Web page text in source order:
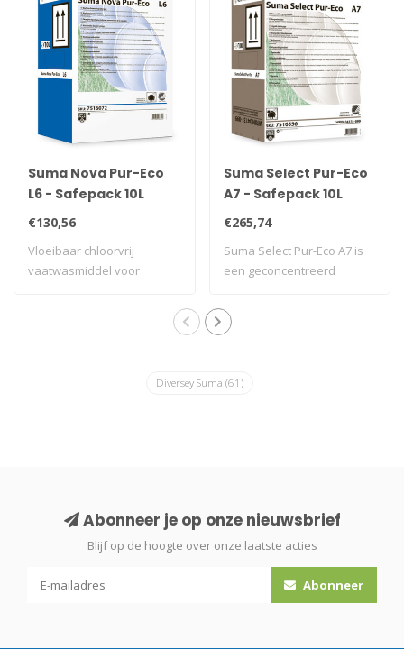
Suma Nova Pur-Eco
L6 - Safepack 10L
€130,56
Vloeibaar chloorvrij
vaatwasmiddel voor
Suma Select Pur-Eco
A7 - Safepack 10L
€265,74
Suma Select Pur-Eco A7 is
een geconcentreerd
Diversey Suma (61)
Abonneer je op onze nieuwsbrief
Blijf op de hoogte over onze laatste acties
Abonneer